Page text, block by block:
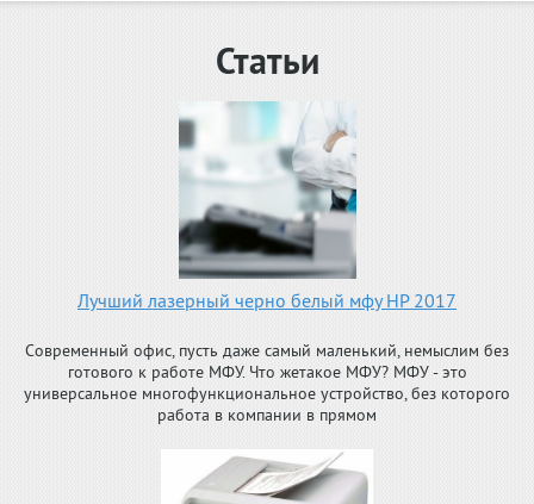
Статьи
Лучший лазерный черно белый мфу HP 2017
Современный офис, пусть даже самый маленький, немыслим без
готового к работе МФУ. Что жетакое МФУ? МФУ - это
универсальное многофункциональное устройство, без которого
работа в компании в прямом